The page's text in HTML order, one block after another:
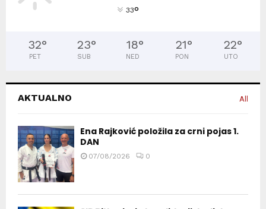
33°
32°
PET
23°
SUB
18°
NED
21°
PON
22°
UTO
AKTUALNO All
Ena Rajković položila za crni pojas 1.
DAN
07/08/2026 0